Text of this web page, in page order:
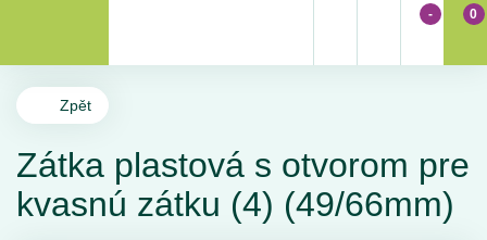
- 0
Zpět
Zátka plastová s otvorom pre
kvasnú zátku (4) (49/66mm)